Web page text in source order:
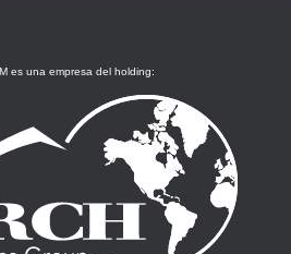
es una empresa del holding: